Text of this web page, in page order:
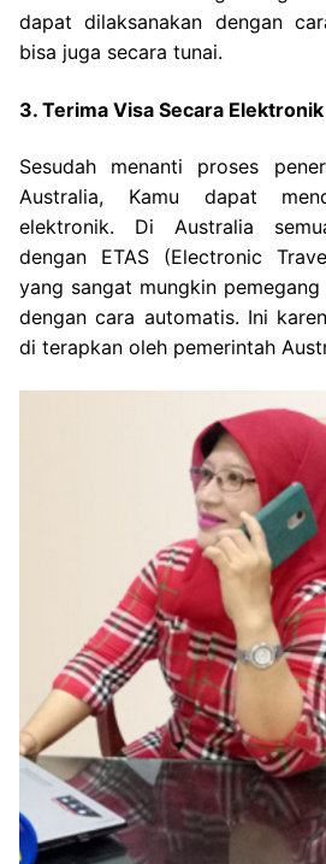
dapat dilaksanakan dengan
bisa juga secara tunai.
3. Terima Visa Secara Elektronik
Sesudah menanti proses
Australia, Kamu dapat
elektronik. Di Australia
dengan ETAS (Electronic
yang sangat mungkin
dengan cara automatis. Ini
di terapkan oleh pemerintah